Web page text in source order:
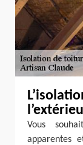
Vous
apparentes